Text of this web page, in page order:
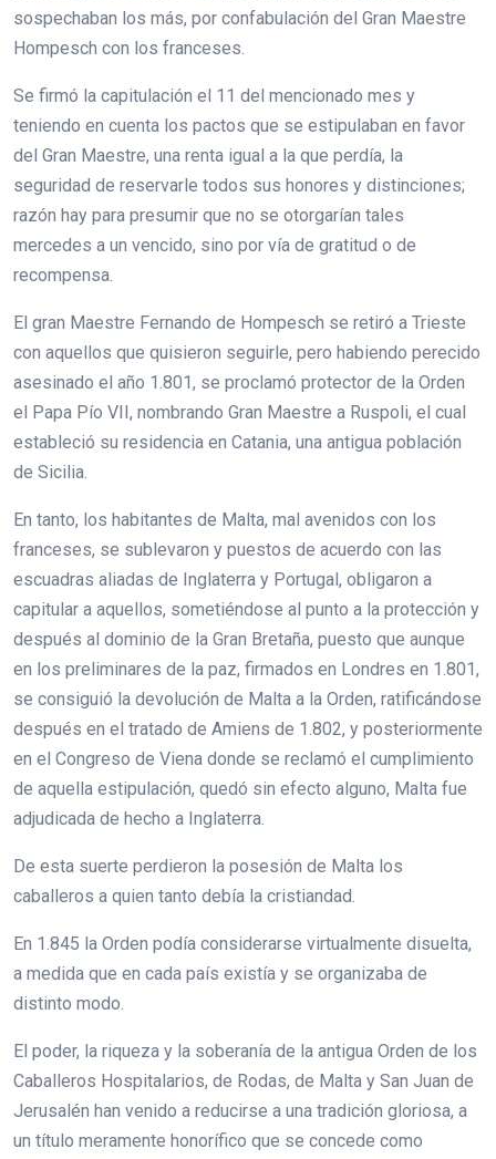
sospechaban los más, por confabulación del Gran Maestre
Hompesch con los franceses.
Se firmó la capitulación el 11 del mencionado mes y
teniendo en cuenta los pactos que se estipulaban en favor
del Gran Maestre, una renta igual a la que perdía, la
seguridad de reservarle todos sus honores y distinciones;
razón hay para presumir que no se otorgarían tales
mercedes a un vencido, sino por vía de gratitud o de
recompensa.
El gran Maestre Fernando de Hompesch se retiró a Trieste
con aquellos que quisieron seguirle, pero habiendo perecido
asesinado el año 1.801, se proclamó protector de la Orden
el Papa Pío VII, nombrando Gran Maestre a Ruspoli, el cual
estableció su residencia en Catania, una antigua población
de Sicilia.
En tanto, los habitantes de Malta, mal avenidos con los
franceses, se sublevaron y puestos de acuerdo con las
escuadras aliadas de Inglaterra y Portugal, obligaron a
capitular a aquellos, sometiéndose al punto a la protección y
después al dominio de la Gran Bretaña, puesto que aunque
en los preliminares de la paz, firmados en Londres en 1.801,
se consiguió la devolución de Malta a la Orden, ratificándose
después en el tratado de Amiens de 1.802, y posteriormente
en el Congreso de Viena donde se reclamó el cumplimiento
de aquella estipulación, quedó sin efecto alguno, Malta fue
adjudicada de hecho a Inglaterra.
De esta suerte perdieron la posesión de Malta los
caballeros a quien tanto debía la cristiandad.
En 1.845 la Orden podía considerarse virtualmente disuelta,
a medida que en cada país existía y se organizaba de
distinto modo.
El poder, la riqueza y la soberanía de la antigua Orden de los
Caballeros Hospitalarios, de Rodas, de Malta y San Juan de
Jerusalén han venido a reducirse a una tradición gloriosa, a
un título meramente honorífico que se concede como